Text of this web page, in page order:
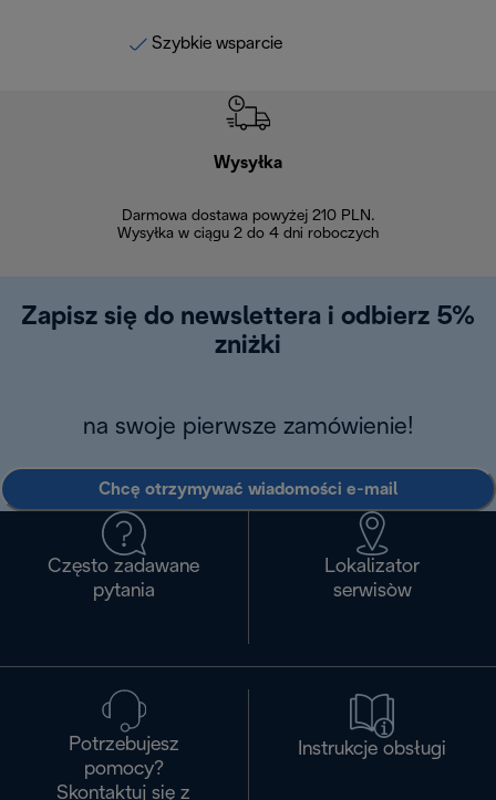
Szybkie wsparcie
Wysyłka
Darmowa dostawa powyżej 210 PLN.
Wysyłka w ciągu 2 do 4 dni roboczych
Zapisz się do newslettera i odbierz 5%
zniżki
na swoje pierwsze zamówienie!
Chcę otrzymywać wiadomości e-mail
Często zadawane
pytania
Lokalizator
serwisòw
Potrzebujesz
pomocy?
Skontaktuj się z
Instrukcje obsługi